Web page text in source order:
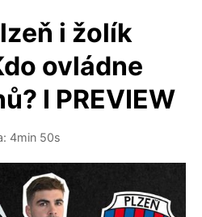
i žolík
ovládne
I PREVIEW
4min 50s